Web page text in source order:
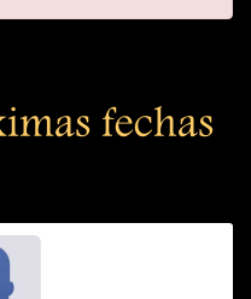
fechas